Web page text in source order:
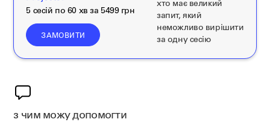
5 сесій по 60 хв за 5499 грн
ЗАМОВИТИ
хто має великий
запит, який
неможливо вирішити
за одну сесію
з чим можу допомогти